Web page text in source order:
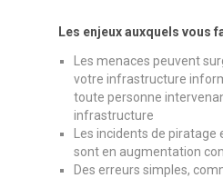
Les enjeux auxquels vous
Les menaces peuvent
votre infrastructure
toute personne
infrastructure
Les incidents de
sont en augmentation
Des erreurs simples,